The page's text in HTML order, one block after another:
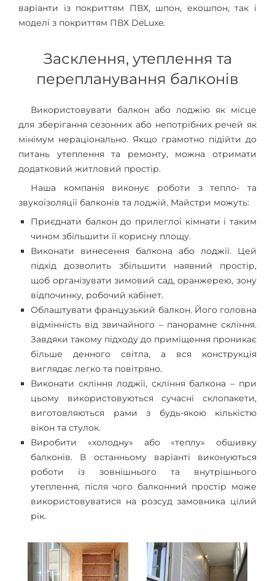
варіанти із покриттям ПВХ, шпон, екошпон, так і
моделі з покриттям ПВХ DeLuxe.
Засклення, утеплення та
перепланування балконів
Використовувати балкон або лоджію як місце
для зберігання сезонних або непотрібних речей як
мінімум нераціонально. Якщо грамотно підійти до
питань утеплення та ремонту, можна отримати
додатковий житловий простір.
Наша компанія виконує роботи з тепло- та
звукоізоляції балконів та лоджій. Майстри можуть:
Приєднати балкон до прилеглої кімнати і таким
чином збільшити її корисну площу.
Виконати винесення балкона або лоджії. Цей
підхід дозволить збільшити наявний простір,
щоб організувати зимовий сад, оранжерею, зону
відпочинку, робочий кабінет.
Облаштувати французький балкон. Його головна
відмінність від звичайного – панорамне скління.
Завдяки такому підходу до приміщення проникає
більше денного світла, а вся конструкція
виглядає легко та повітряно.
Виконати скління лоджії, скління балкона – при
цьому використовуються сучасні склопакети,
виготовляються рами з будь-якою кількістю
вікон та стулок.
Виробити «холодну» або «теплу» обшивку
балконів. В останньому варіанті виконуються
роботи із зовнішнього та внутрішнього
утеплення, після чого балконний простір може
використовуватися на розсуд замовника цілий
рік.